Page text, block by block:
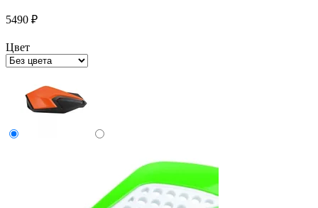
5490 ₽
Цвет